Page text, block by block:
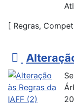
[ Regras,
p
d
f